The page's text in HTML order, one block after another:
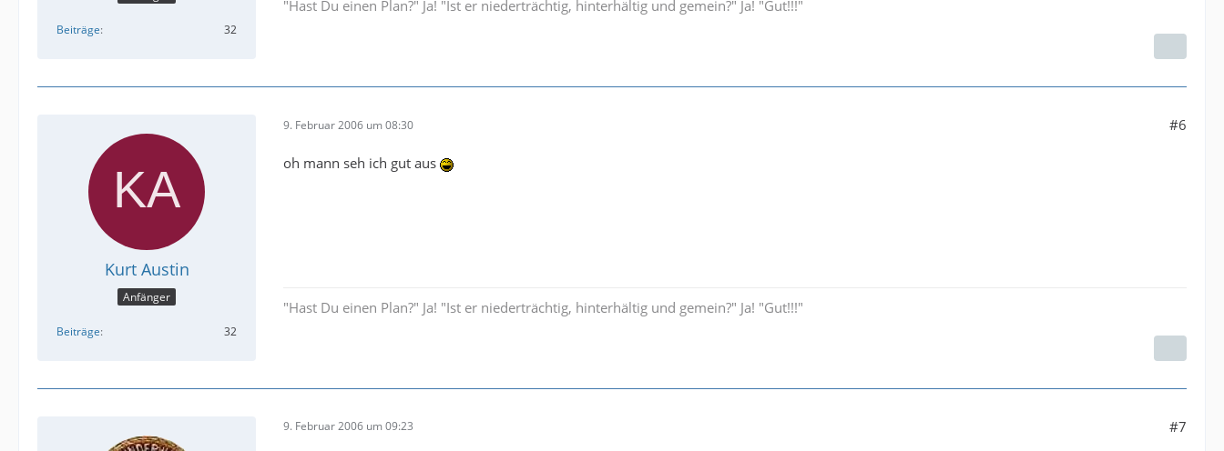
Beiträge 32
"Hast Du einen Plan?" Ja! "Ist er niederträchtig, hinterhältig und gemein?" Ja! "Gut!!!"
Kurt Austin
Anfänger
Beiträge 32
9. Februar 2006 um 08:30 #6
oh mann seh ich gut aus
"Hast Du einen Plan?" Ja! "Ist er niederträchtig, hinterhältig und gemein?" Ja! "Gut!!!"
9. Februar 2006 um 09:23 #7